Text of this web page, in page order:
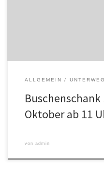
ALLGEMEIN
Oktober ab 11
von admin